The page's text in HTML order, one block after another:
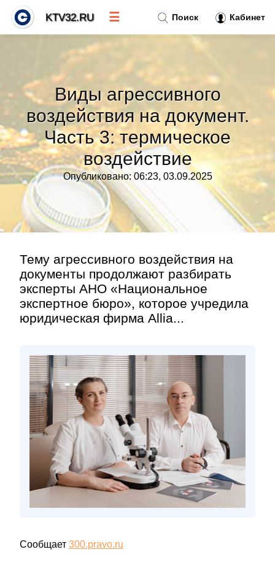
Виды агрессивного
воздействия на документ.
Часть 3: термическое
воздействие
Опубликовано: 06:23, 03.09.2025
Тему агрессивного воздействия на
документы продолжают разбирать
эксперты АНО «Национальное
экспертное бюро», которое учредила
юридическая фирма Allia...
Сообщает 300.pravo.ru
Поиск Кабинет
KTV32.RU ☰
Тренды новостей »
Рубрики»
Правила»
Контакт»